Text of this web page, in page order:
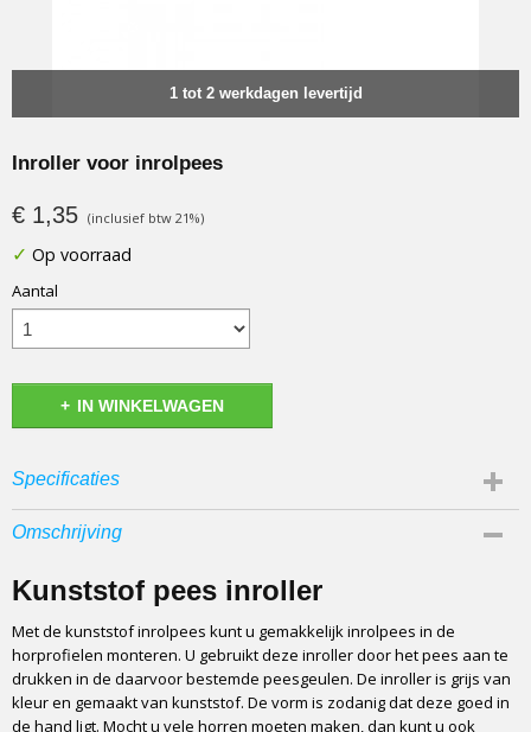
1 tot 2 werkdagen levertijd
Inroller voor inrolpees
€ 1,35 (inclusief btw 21%)
✓ Op voorraad
Aantal
IN WINKELWAGEN
Specificaties
8717854106018
Omschrijving
Kunststof pees inroller
Met de kunststof inrolpees kunt u gemakkelijk inrolpees in de
horprofielen monteren. U gebruikt deze inroller door het pees aan te
drukken in de daarvoor bestemde peesgeulen. De inroller is grijs van
kleur en gemaakt van kunststof. De vorm is zodanig dat deze goed in
de hand ligt. Mocht u vele horren moeten maken, dan kunt u ook